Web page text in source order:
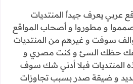
يعرف جيداً المنتديات
و مطوروا و أصحاب المواقع
سوفت و غيرهم من المنتديات
حظك السئ و كنت مصري و
المنتديات فبلا أدني شك سوف
و ضيقة صدر بسبب تجاوزات